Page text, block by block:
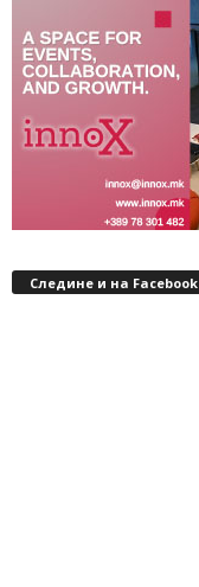
Следине и на Facebook